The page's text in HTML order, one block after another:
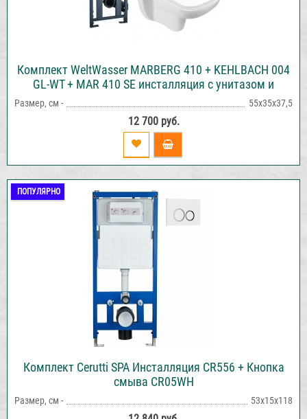
Комплект WeltWasser MARBERG 410 + KEHLBACH 004
GL-WT + MAR 410 SE инсталляция с унитазом и
Размер, см - 55х35х37,5
12 700 руб.
ПОПУЛЯРНО
Комплект Cerutti SPA Инсталляция CR556 + Кнопка
смыва CR05WH
Размер, см - 53х15х118